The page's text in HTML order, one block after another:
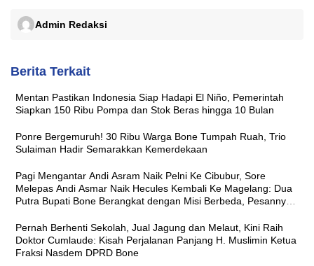
Admin Redaksi
Berita Terkait
Mentan Pastikan Indonesia Siap Hadapi El Niño, Pemerintah
Siapkan 150 Ribu Pompa dan Stok Beras hingga 10 Bulan
Ponre Bergemuruh! 30 Ribu Warga Bone Tumpah Ruah, Trio
Sulaiman Hadir Semarakkan Kemerdekaan
Pagi Mengantar Andi Asram Naik Pelni Ke Cibubur, Sore
Melepas Andi Asmar Naik Hecules Kembali Ke Magelang: Dua
Putra Bupati Bone Berangkat dengan Misi Berbeda, Pesannya
Pernah Berhenti Sekolah, Jual Jagung dan Melaut, Kini Raih
Doktor Cumlaude: Kisah Perjalanan Panjang H. Muslimin Ketua
Fraksi Nasdem DPRD Bone